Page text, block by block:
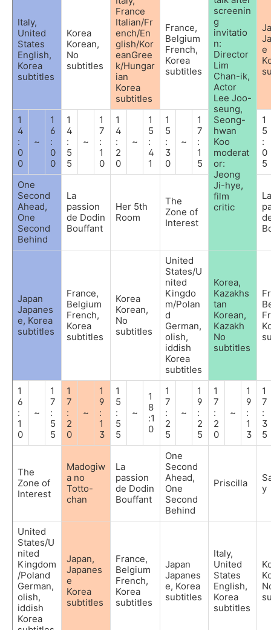
screenin
g
invitatio
n:
Director
Lim
Chan-ik,
Actor
Lee Joo-
seung,
Seong-
hwan
Koo
moderat
or:
Jeong
Ji-hye,
film
critic
Italy,
United
States
English,
Korea
subtitles
Korea
Korean,
No
subtitles
France
Italian/Fr
ench/En
glish/Kor
eanGree
k/Hungar
ian
Korea
subtitles
France,
Belgium
French,
Korea
subtitles
e
1
4
:
0
0
~
1
6
:
0
0
1
4
:
5
5
~
1
7
:
1
0
1
4
:
2
0
~
1
5
:
4
1
1
5
:
3
0
~
1
7
:
1
5
1
5
:
0
5
One
Second
Ahead,
One
Second
Behind
La
passion
de Dodin
Bouffant
Her 5th
Room
The
Zone of
Interest
La
Japan
Japanes
e, Korea
subtitles
France,
Belgium
French,
Korea
subtitles
Korea
Korean,
No
subtitles
United
States/U
nited
Kingdo
m/Polan
d
German,
olish,
iddish
Korea
subtitles
Korea,
Kazakhs
tan
Korean,
Kazakh
No
subtitles
1
6
:
1
0
~
1
7
:
5
5
1
7
:
2
0
~
1
9
:
1
3
1
5
:
5
5
~
1
8
:1
0
1
7
:
2
5
~
1
9
:
2
5
1
7
:
2
0
~
1
9
:
1
3
1
7
:
3
5
The
Zone of
Interest
Madogiw
a no
Totto-
chan
La
passion
de Dodin
Bouffant
One
Second
Ahead,
One
Second
Behind
Priscilla
y
United
States/U
nited
Kingdom
/Poland
German,
olish,
iddish
Korea
Japan,
Japanes
e
Korea
subtitles
France,
Belgium
French,
Korea
subtitles
Japan
Japanes
e, Korea
subtitles
Italy,
United
States
English,
Korea
subtitles